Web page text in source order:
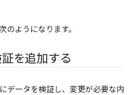
のようになります。
を追加する
データを検証し、変更が必要な内